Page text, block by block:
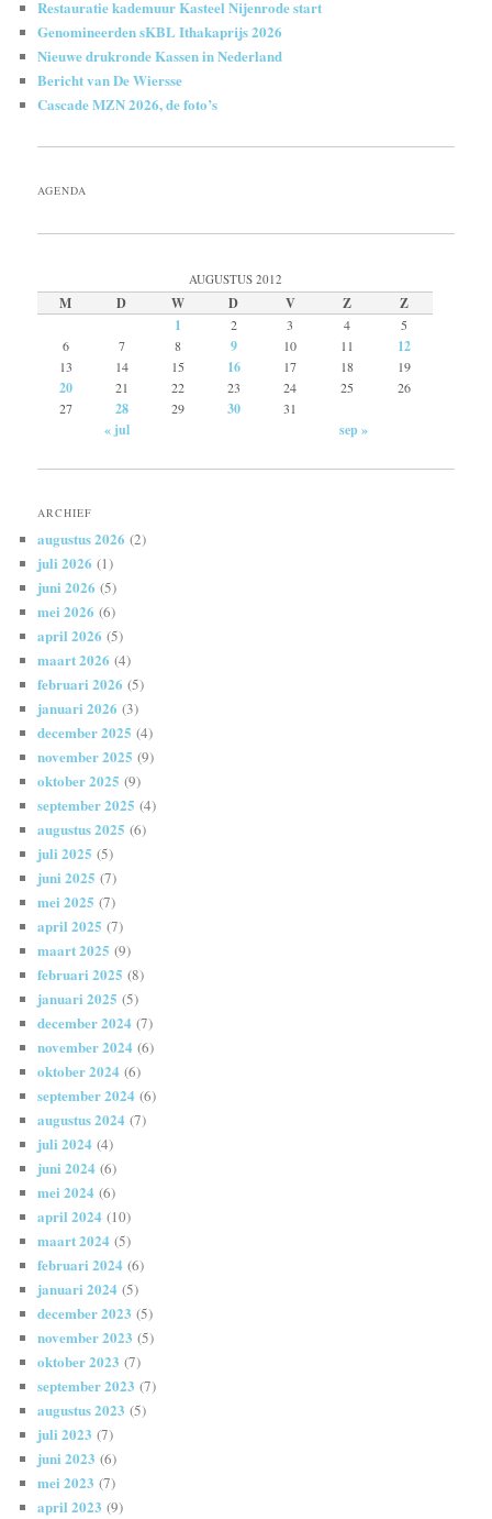
Restauratie kademuur Kasteel Nijenrode start
Genomineerden sKBL Ithakaprijs 2026
Nieuwe drukronde Kassen in Nederland
Bericht van De Wiersse
Cascade MZN 2026, de foto’s
AGENDA
AUGUSTUS 2012
M D W D V Z
Z
1
2 3 4
5
6
7 8 9 10 11 12
13 14 15 16 17 18 19
20 21 22 23 24 25
26
27
28 29 30 31
« jul sep »
ARCHIEF
augustus 2026 (2)
juli 2026 (1)
juni 2026 (5)
mei 2026 (6)
april 2026 (5)
maart 2026 (4)
februari 2026 (5)
januari 2026 (3)
december 2025 (4)
november 2025 (9)
oktober 2025 (9)
september 2025 (4)
augustus 2025 (6)
juli 2025 (5)
juni 2025 (7)
mei 2025 (7)
april 2025 (7)
maart 2025 (9)
februari 2025 (8)
januari 2025 (5)
december 2024 (7)
november 2024 (6)
oktober 2024 (6)
september 2024 (6)
augustus 2024 (7)
juli 2024 (4)
juni 2024 (6)
mei 2024 (6)
april 2024 (10)
maart 2024 (5)
februari 2024 (6)
januari 2024 (5)
december 2023 (5)
november 2023 (5)
oktober 2023 (7)
september 2023 (7)
augustus 2023 (5)
juli 2023 (7)
juni 2023 (6)
mei 2023 (7)
april 2023 (9)